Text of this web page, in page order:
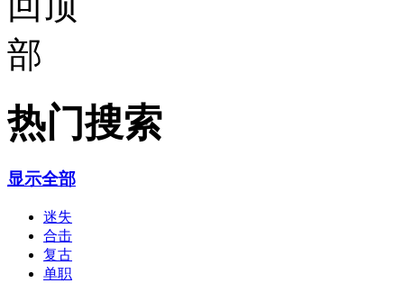
热门搜索
显示全部
迷失
合击
复古
单职